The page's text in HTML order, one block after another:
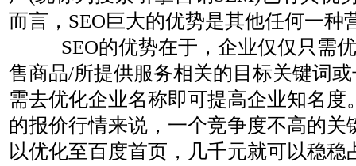
而言，SEO巨大的优势是其他任何一种
SEO的优势在于，企业仅仅只需
售商品/所提供服务相关的目标关键词
需去优化企业名称即可提高企业知名度
的报价行情来说，一个竞争度不高的关
以优化至百度首页，几千元就可以稳稳